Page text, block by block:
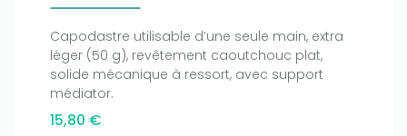
Capodastre utilisable d’une seule main, extra
léger (50 g), revêtement caoutchouc plat,
solide mécanique à ressort, avec support
médiator.
15,80 €